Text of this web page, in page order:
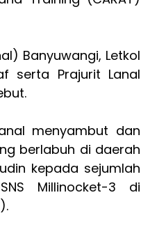
Banyuwangi, Letkol
serta Prajurit Lanal
menyambut dan
berlabuh di daerah
kepada sejumlah
Millinocket-3 di